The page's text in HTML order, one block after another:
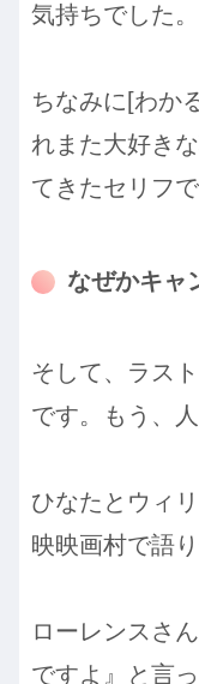
気持ちでした。
ちなみに[わか
れまた大好き
てきたセリフ
なぜかキャ
そして、ラス
です。もう、
ひなたとウィ
映映画村で語
ローレンスさ
ですよ』と言